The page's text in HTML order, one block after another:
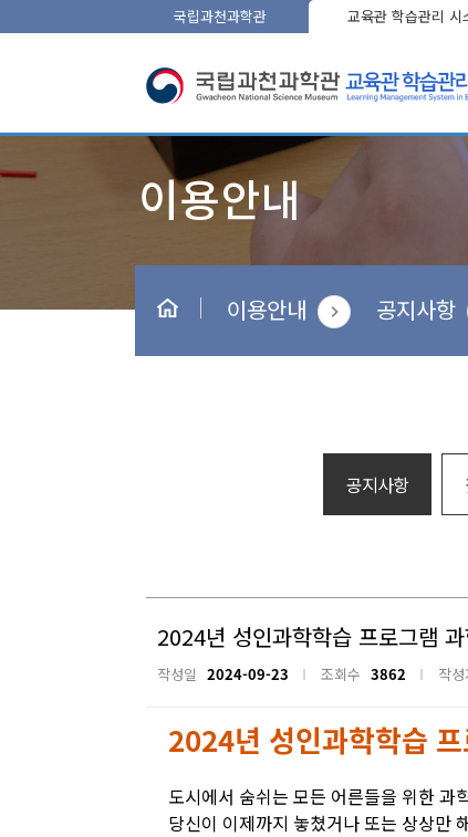
국립과천과학관 교육관 학습관리 시
이용안내 공지사항
공지사항
2024년 성인과학학습 프로그램
작성일 2024-09-23 조회수 3862 작
2024년 성인과학학습
도시에서 숨쉬는 모든 어른들을 위한 과
당신이 이제까지 놓쳤거나 또는 상상만